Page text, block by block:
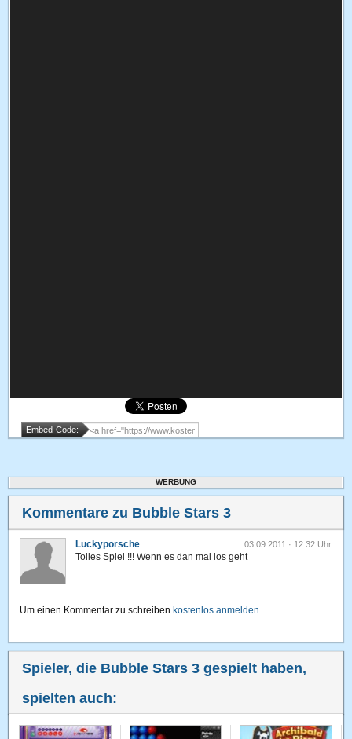
Embed-Code:
WERBUNG
Kommentare zu Bubble Stars 3
Luckyporsche 03.09.2011 · 12:32 Uhr
Tolles Spiel !!! Wenn es dan mal los geht
Um einen Kommentar zu schreiben kostenlos anmelden.
Spieler, die Bubble Stars 3 gespielt haben,
spielten auch: